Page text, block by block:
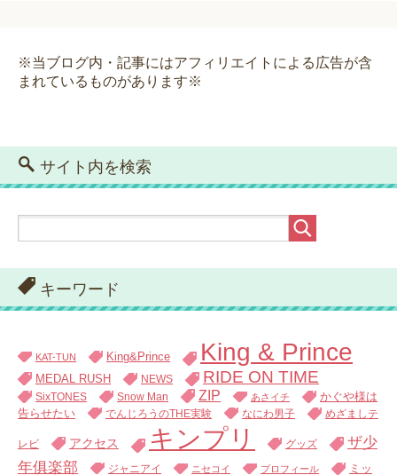
※当ブログ内・記事にはアフィリエイトによる広告が含
まれているものがあります※
サイト内を検索
キーワード
KAT-TUN King&Prince King & Prince
MEDAL RUSH NEWS RIDE ON TIME
SixTONES Snow Man ZIP あさイチ
かぐや様は
告らせたい
でんじろうのTHE実験 なにわ男子 めざましテ
レビ アクセス キンプリ グッズ
ザ少
年俱楽部
ジャニアイ ニセコイ プロフィール ミッ